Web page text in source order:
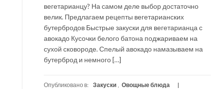
вегетарианцу? На самом деле выбор достаточно
велик. Предлагаем рецепты вегетарианских
бутербродов Быстрые закуски для вегетарианца с
авокадо Кусочки белого батона поджариваем на
сухой сковороде. Спелый авокадо намазываем на
бутерброд и немного […]
Опубликовано в: Закуски
Овощные блюда